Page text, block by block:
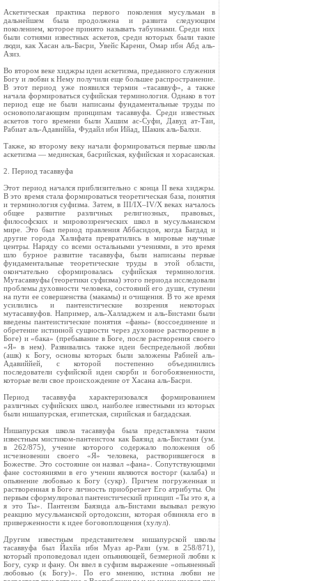
Аскетическая практика первого поколения мусульман в
дальнейшем была продолжена и развита следующим
поколением, которое принято называть табуинами. Среди них
были сотнями известных аскетов, среди которых были такие
люди, как Хасан аль-Басри, Увейс Карени, Омар ибн Абд аль-
Азиз.
Во втором веке хиджры идеи аскетизма, преданного служения
Богу и любви к Нему получили еще большее распространение.
В этот период уже появился термин «тасаввуф», а также
начала формироваться суфийская терминология. Однако в тот
период еще не были написаны фундаментальные труды по
основополагающим принципам тасаввуфа. Среди известных
аскетов того времени были Хашим ас-Суфи, Давуд ат-Таи,
Рабиат аль-Адавиййа, Фудайл ибн Ийад, Шакик аль-Балхи.
Также, ко второму веку начали формироваться первые школы
аскетизма — мединская, басрийская, куфийская и хорасанская.
2. Период тасаввуфа
Этот период начался приблизительно с конца II века хиджры.
В это время стала формироваться теоретическая база, понятия
и терминология суфизма. Затем, в III/IX–IV/X веках началось
общее развитие различных религиозных, правовых,
философских и мировоззренческих школ в мусульманском
мире. Это был период правления Аббасидов, когда Багдад и
другие города Халифата превратились в мировые научные
центры. Наряду со всеми остальными учениями, в это время
шло бурное развитие тасаввуфа, были написаны первые
фундаментальные теоретические труды в этой области,
окончательно сформировалась суфийская терминология.
Мутасаввуфы (теоретики суфизма) этого периода исследовали
проблемы духовности человека, состояний его души, ступени
на пути ее совершенства (макамы) и очищения. В то же время
усилились и пантеистические воззрения некоторых
мутасаввуфов. Например, аль-Халладжем и аль-Бистами были
введены пантеистические понятия «фаны» (воссоединение и
обретение истинной сущности через духовное растворение в
Боге) и «бака» (пребывание в Боге, после растворения своего
«Я» в нем). Развивались также идеи беспредельной любви
(ашк) к Богу, основы которых были заложены Рабией аль-
Адавиййей, с которой постепенно объединились
последователи суфийской идеи скорби и богобоязненности,
которые вели свое происхождение от Хасана аль-Басри.
Период тасаввуфа характеризовался формированием
различных суфийских школ, наиболее известными из которых
были нишапурская, египетская, сирийская и багдадская.
Нишапурская школа тасаввуфа была представлена таким
известным мистиком-пантеистом как Баязид аль-Бистами (ум.
в 262/875), учение которого содержало положения об
исчезновении своего «Я» человека, растворившегося в
Божестве. Это состояние он назвал «фана». Сопутствующими
фане состояниями в его учении являются восторг (калаба) и
опьянение любовью к Богу (сукр). Причем погруженная и
растворенная в Боге личность приобретает Его атрибуты. Он
первым сформулировал пантеистический принцип «Ты это я, а
я это Ты». Пантеизм Баязида аль-Бистами вызывал резкую
реакцию мусульманской ортодоксии, которая обвиняла его в
приверженности к идее боговоплощения (хулул).
Другим известным представителем нишапурской школы
тасаввуфа был Йахйа ибн Муаз ар-Рази (ум. в 258/871),
который проповедовал идеи опьяняющей, безмерной любви к
Богу, сукр и фану. Он ввел в суфизм выражение «опьяненный
любовью (к Богу)». По его мнению, истина любви не